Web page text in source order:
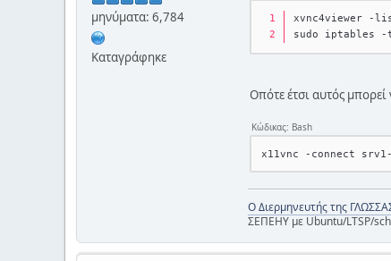
μηνύματα: 6,784
Καταγράφηκε
xvnc4viewer -
sudo iptables -t
Οπότε έτσι αυτός
Κώδικας: Bash
Ο Διερμηνευτής της
ΣΕΠΕΗΥ με Ubuntu/LTSP/